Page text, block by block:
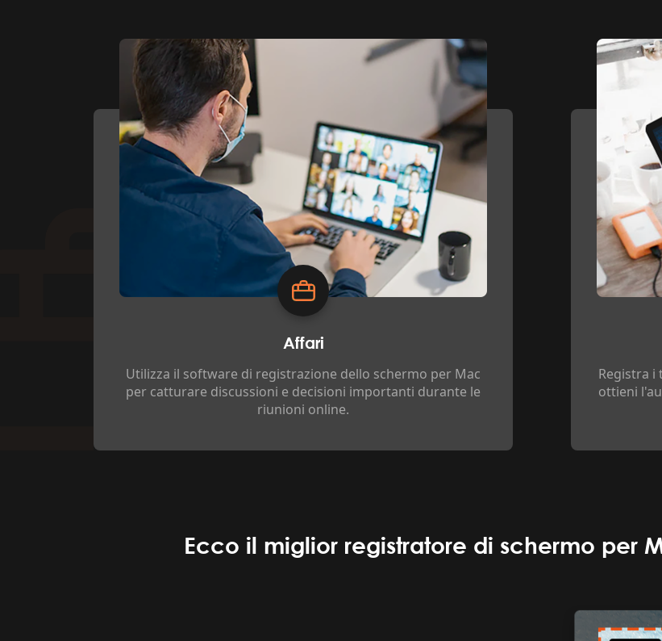
Affari
Utilizza il software di registrazione dello schermo per Mac
per catturare discussioni e decisioni importanti durante le
riunioni online.
Registra i
ottieni
Ecco il miglior registratore di schermo per